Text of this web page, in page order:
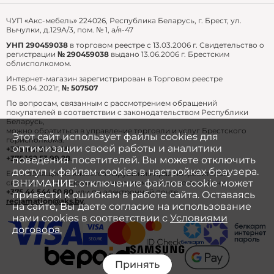
оформления) специалистом интернет-магазина.
3. Доставка Европочтой
Стоимость доставки рассчитывается
индивидуально с учетом хрупкости и габаритов
товара согласно тарифам Европочты.
Сроки доставки – до 5 дней в зависимости от
места проживания.
Для оформления доставки Вам необходимо
сообщить менеджеру: ФИО, номер телефона и
номер почтового отделения Европочты,
подходящий Вам по расположению.
Оплата
1. При получении товара у курьера
Оплатить товар можно наличными, банковской
тел.: +375 29 361 91 87
ЧУП «Акс-мебель» 224026, Республика Беларусь, г. Брест, ул.
Вычулки, д.129А/3, пом. № 1, а/я-47
УНП 290459038 в торговом реестре с 13.03.2006 г. Свидетельство о
регистрации № 290459038 выдано 13.06.2006 г. Брестским
облисполкомом.
Интернет-магазин зарегистрирован в Торговом реестре
РБ 15.04.2021г, № 507507
По вопросам, связанным с рассмотрением обращений
покупателей в соответствии с законодательством Республики
Беларусь,
можно обратиться в управление торговли и услуг Брестского
горисполкома:
+375 162 21 04 65
+375 162 53 99 28.
Если обращение касается нарушения прав потребителей,
связаться с уполномоченным лицом можно по телефону:
+375 44 544 50 80или по электронной почте
reclamation@aks.by.
Этот сайт использует файлы cookies для
оптимизации своей работы и аналитики
поведения посетителей. Вы можете отключить
доступ к файлам cookies в настройках браузера.
ВНИМАНИЕ: отключение файлов cookie может
привести к ошибкам в работе сайта. Оставаясь
на сайте, Вы даете согласие на использование
нами cookies в соответствии с Условиями
договора.
Принять